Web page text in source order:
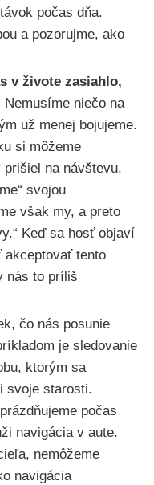
počas dňa.
a pozorujme, ako
v živote zasiahlo,
Nemusíme niečo na
už menej bojujeme.
si môžeme
na návštevu.
svojou
však my, a preto
Keď sa hosť objaví
akceptovať tento
nás to príliš
čo nás posunie
je sledovanie
ktorým sa
svoje starosti.
počas
navigácia v aute.
nemôžeme
navigácia